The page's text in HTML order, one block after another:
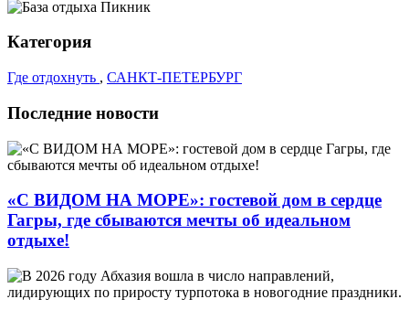
Категория
Где отдохнуть , САНКТ-ПЕТЕРБУРГ
Последние новости
«С ВИДОМ НА МОРЕ»: гостевой дом в сердце
Гагры, где сбываются мечты об идеальном
отдыхе!